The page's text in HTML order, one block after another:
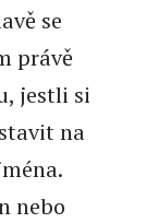
se
právě
jestli si
na
nebo